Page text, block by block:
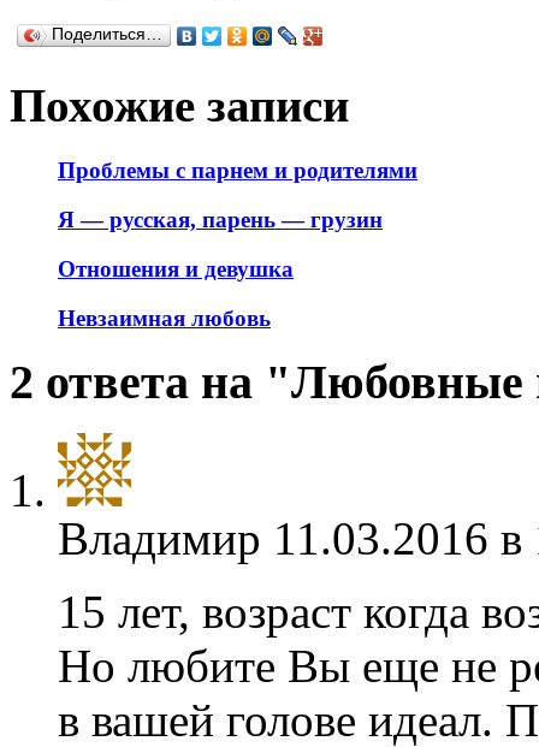
Поделиться…
Похожие записи
Проблемы с парнем и родителями
Я — русская, парень — грузин
Отношения и девушка
Невзаимная любовь
2 ответа на
Владимир 11.03.2016
15 лет, возраст когда
Но любите Вы еще не
в вашей голове идеал.